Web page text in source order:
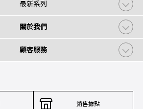
最新系列
關於我們
顧客服務
銷售據點